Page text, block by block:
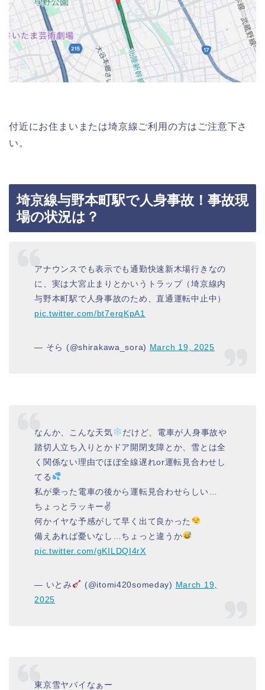
付近にお住まいまたは埼京線ご利用の方はご注意下さ
い。
埼京線与野本町駅で人身事故！事故現
場の状況は？
アナウンスでも表示でも通勤快速新木場行きなの
に、実は大宮止まりとかいうトラップ（埼京線内
与野本町駅で人身事故のため、直通運転中止中）
pic.twitter.com/bt7erqKpA1
— そら (@shirakawa_sora) March 19, 2025
なんか、こんな天気
だけど、電車が人身事故や
踏切人立ち入りとかドア開閉支障とか、雪とは全
く関係ない理由でほぼ全線遅れor運転見合わせし
てる
私が乗った電車の後から運転見合わせらしい…
ちょっとラッキー✌️
何かイヤな予感がして早く出て良かった
備えあれば憂いなし…ちょっと違うか
pic.twitter.com/gKILDQI4rX
— いとみ (@itomi420someday) March 19,
2025
東京雪ヤバイなぁー